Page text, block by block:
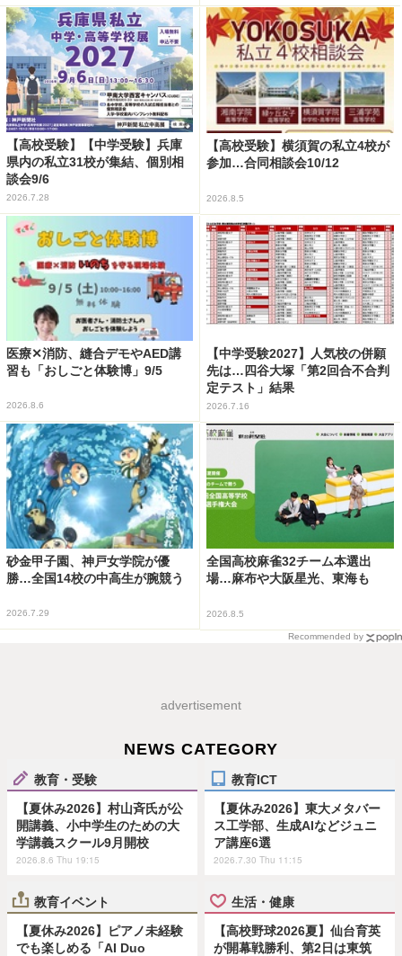
【高校受験】【中学受験】兵庫
県内の私立31校が集結、個別相
談会9/6
2026.7.28
【高校受験】横須賀の私立4校が
参加…合同相談会10/12
2026.8.5
医療✕消防、縫合デモやAED講
習も「おしごと体験博」9/5
2026.8.6
【中学受験2027】人気校の併願
先は…四谷大塚「第2回合不合判
定テスト」結果
2026.7.16
砂金甲子園、神戸女学院が優
勝…全国14校の中高生が腕競う
2026.7.29
全国高校麻雀32チーム本選出
場…麻布や大阪星光、東海も
2026.8.5
Recommended by
advertisement
NEWS CATEGORY
教育・受験
【夏休み2026】村山斉氏が公
開講義、小中学生のための大
学講義スクール9月開校
2026.8.6 Thu 19:15
教育ICT
【夏休み2026】東大メタバー
ス工学部、生成AIなどジュニ
ア講座6選
2026.7.30 Thu 11:15
教育イベント
【夏休み2026】ピアノ未経験
でも楽しめる「AI Duo
生活・健康
【高校野球2026夏】仙台育英
が開幕戦勝利、第2日は東筑